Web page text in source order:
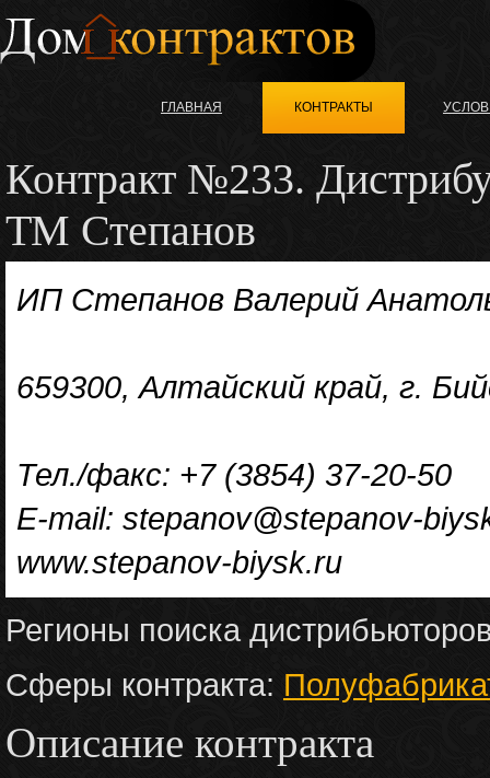
ГЛАВНАЯ КОНТРАКТЫ
Контракт №233.
ТМ Степанов
ИП Степанов Валерий
659300, Алтайский край, г.
Тел./факс: +7 (3854) 37-20-50
E-mail: stepanov@stepanov-
www.stepanov-biysk.ru
Регионы поиска
Сферы контракта:
Описание контракта